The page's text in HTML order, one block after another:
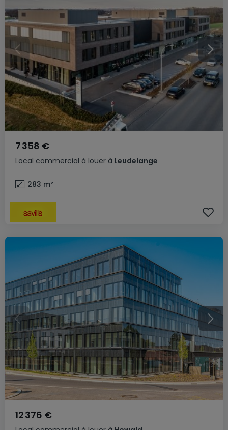
Local commercial à louer à Leudelange
7 358 €
283 m²
12 376 €